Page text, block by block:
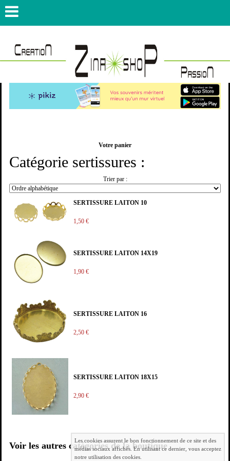
Votre panier
Catégorie sertissures :
Trier par :
SERTISSURE LAITON 10
1,50 €
SERTISSURE LAITON 14X19
1,90 €
SERTISSURE LAITON 16
2,50 €
SERTISSURE LAITON 18X15
2,90 €
Voir les autres catégories de la boutique
Les cookies assurent le bon fonctionnement de ce site et des
médias sociaux affichés. En utilisant ce dernier, vous acceptez
notre utilisation des cookies.